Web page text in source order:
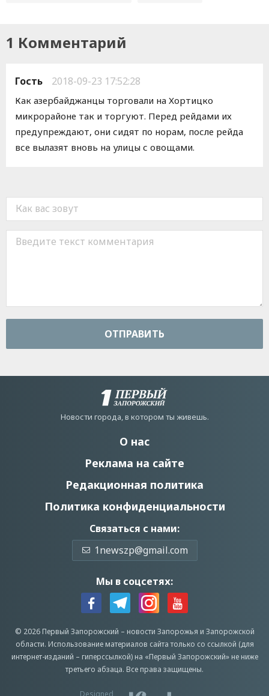
1 Комментарий
Гость 2018-09-23 17:52:28
Как азербайджанцы торговали на Хортицко
микрорайоне так и торгуют. Перед рейдами их
предупреждают, они сидят по норам, после рейда
все вылазят вновь на улицы с овощами.
ОТПРАВИТЬ
Новости города, в котором ты живешь.
О нас
Реклама на сайте
Редакционная политика
Политика конфиденциальности
Связаться с нами:
1newszp@gmail.com
Мы в соцсетях:
© 2026 Первый Запорожский – новости Запорожья и Запорожской
области. Использование материалов сайта только со ссылкой (для
интернет-изданий – гиперссылкой) на «Первый Запорожский» не ниже
третьего абзаца. Все права защищены.
Designed